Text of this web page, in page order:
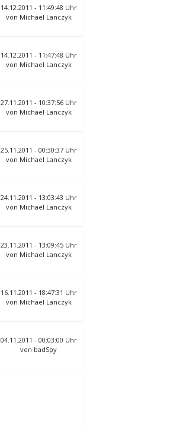
14.12.2011 - 11:49:48 Uhr
von Michael Lanczyk
14.12.2011 - 11:47:48 Uhr
von Michael Lanczyk
27.11.2011 - 10:37:56 Uhr
von Michael Lanczyk
25.11.2011 - 00:30:37 Uhr
von Michael Lanczyk
24.11.2011 - 13:03:43 Uhr
von Michael Lanczyk
23.11.2011 - 13:09:45 Uhr
von Michael Lanczyk
16.11.2011 - 18:47:31 Uhr
von Michael Lanczyk
04.11.2011 - 00:03:00 Uhr
von badSpy